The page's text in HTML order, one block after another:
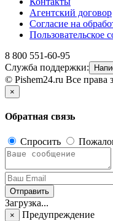
Агентский договор
Согласие на
Пользовательское
8 800 551-60-95
Служба поддержки:
© Pishem24.ru Все
×
Обратная связь
Спросить
Отправить
Загрузка...
×
Предупреждение